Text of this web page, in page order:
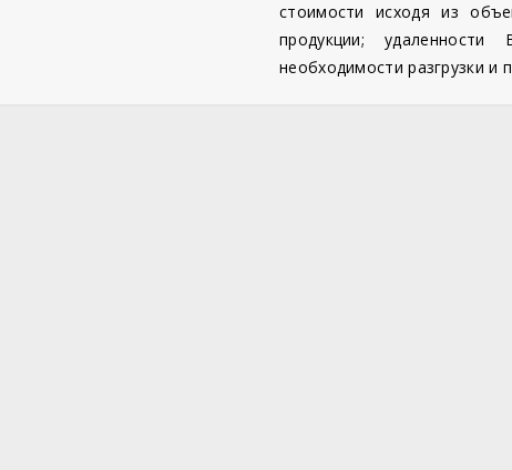
стоимости исходя из
продукции; удаленности
необходимости разгрузки и